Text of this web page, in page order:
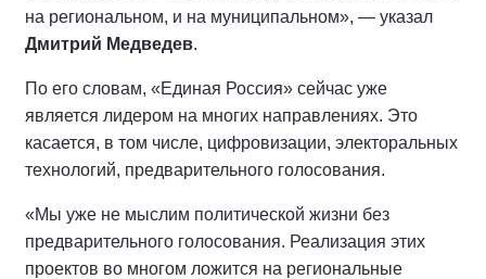
на региональном, и на муниципальном», — указал
Дмитрий Медведев.
По его словам, «Единая Россия» сейчас уже
является лидером на многих направлениях. Это
касается, в том числе, цифровизации, электоральных
технологий, предварительного голосования.
«Мы уже не мыслим политической жизни без
предварительного голосования. Реализация этих
проектов во многом ложится на региональные